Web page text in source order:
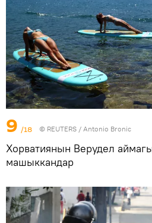
9 /18 © REUTERS / Antonio Bronic
Хорватиянын Верудел
машыккандар